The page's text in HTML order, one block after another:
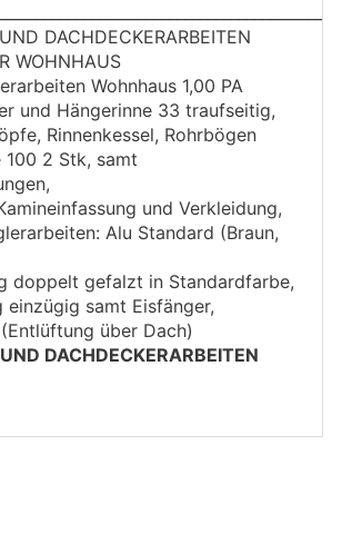
DACHDECKERARBEITEN
WOHNHAUS
Wohnhaus 1,00 PA
und Hängerinne 33 traufseitig,
Rinnenkessel, Rohrbögen
2 Stk, samt
und Verkleidung,
Alu Standard (Braun,
doppelt gefalzt in Standardfarbe,
einzügig samt Eisfänger,
über Dach)
DACHDECKERARBEITEN